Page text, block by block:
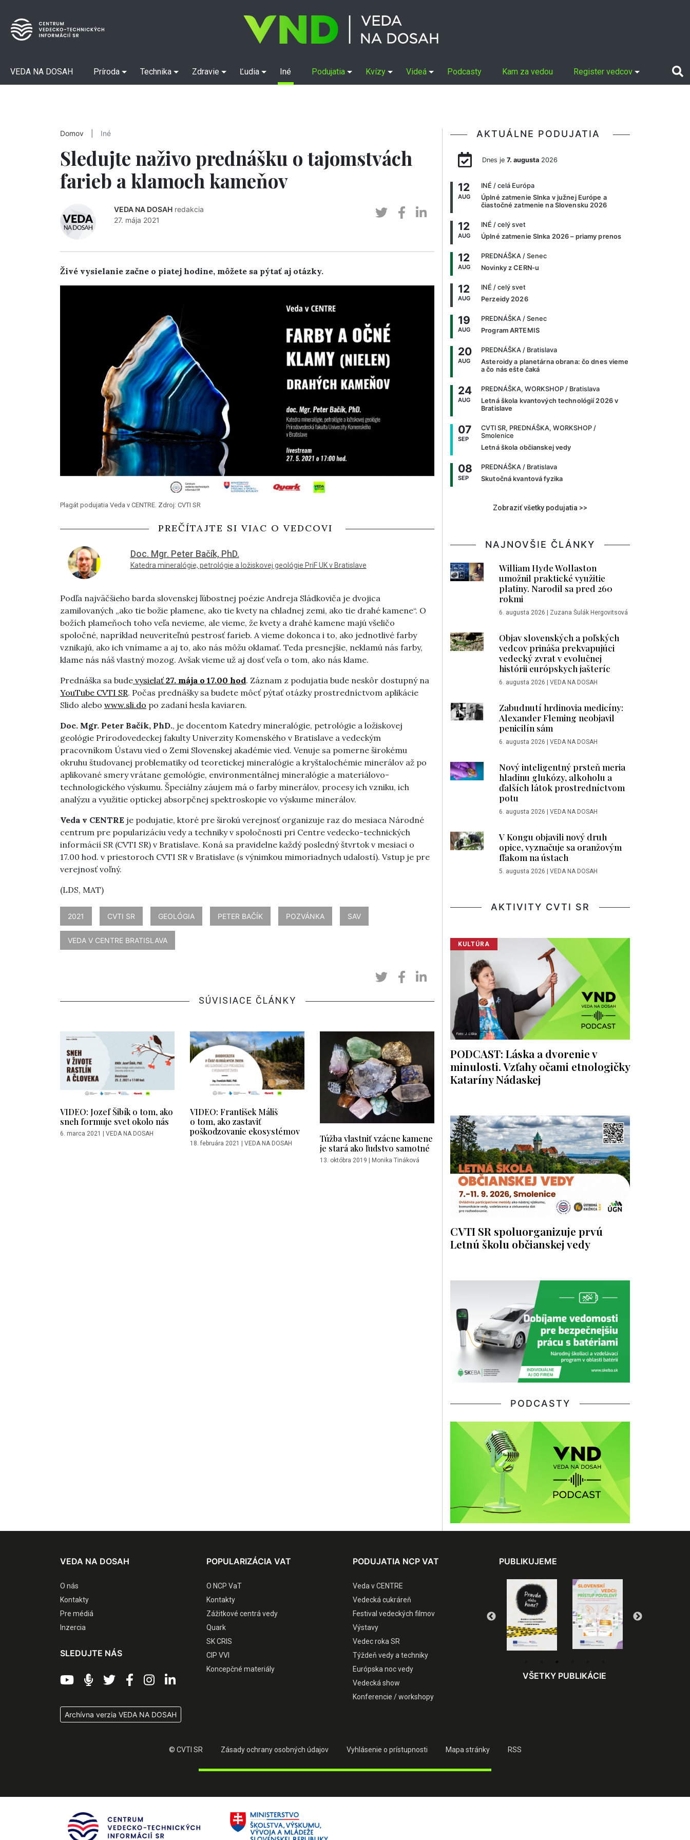
VEDA NA DOSAH Príroda Technika Zdravie Ľudia Iné Podujatia Kvízy Videá Podcasty Kam za vedou Register vedcov
Domov Iné
Sledujte naživo prednášku o tajomstvách
farieb a klamoch kameňov
VEDA NA DOSAH redakcia
27. mája 2021
Živé vysielanie začne o piatej hodine, môžete sa pýtať aj otázky.
Plagát podujatia Veda v CENTRE. Zdroj: CVTI SR
PREČÍTAJTE SI VIAC O VEDCOVI
Doc. Mgr. Peter Bačík, PhD.
Katedra mineralógie, petrológie a ložiskovej geológie PriF UK v Bratislave
Podľa najväčšieho barda slovenskej ľúbostnej poézie Andreja Sládkoviča je dvojica
zamilovaných „ako tie božie plamene, ako tie kvety na chladnej zemi, ako tie drahé kamene“. O
božích plameňoch toho veľa nevieme, ale vieme, že kvety a drahé kamene majú všeličo
spoločné, napríklad neuveriteľnú pestrosť farieb. A vieme dokonca i to, ako jednotlivé farby
vznikajú, ako ich vnímame a aj to, ako nás môžu oklamať. Teda presnejšie, neklamú nás farby,
klame nás náš vlastný mozog. Avšak vieme už aj dosť veľa o tom, ako nás klame.
Prednáška sa bude vysielať 27. mája o 17.00 hod. Záznam z podujatia bude neskôr dostupný na
YouTube CVTI SR. Počas prednášky sa budete môcť pýtať otázky prostredníctvom aplikácie
Slido alebo www.sli.do po zadaní hesla kaviaren.
Doc. Mgr. Peter Bačík, PhD., je docentom Katedry mineralógie, petrológie a ložiskovej
geológie Prírodovedeckej fakulty Univerzity Komenského v Bratislave a vedeckým
pracovníkom Ústavu vied o Zemi Slovenskej akadémie vied. Venuje sa pomerne širokému
okruhu študovanej problematiky od teoretickej mineralógie a kryštalochémie minerálov až po
aplikované smery vrátane gemológie, environmentálnej mineralógie a materiálovo-
technologického výskumu. Špeciálny záujem má o farby minerálov, procesy ich vzniku, ich
analýzu a využitie optickej absorpčnej spektroskopie vo výskume minerálov.
Veda v CENTRE je podujatie, ktoré pre širokú verejnosť organizuje raz do mesiaca Národné
centrum pre popularizáciu vedy a techniky v spoločnosti pri Centre vedecko-technických
informácií SR (CVTI SR) v Bratislave. Koná sa pravidelne každý posledný štvrtok v mesiaci o
17.00 hod. v priestoroch CVTI SR v Bratislave (s výnimkou mimoriadnych udalostí). Vstup je pre
verejnosť voľný.
(LDS, MAT)
2021 CVTI SR GEOLÓGIA PETER BAČÍK POZVÁNKA SAV
VEDA V CENTRE BRATISLAVA
SÚVISIACE ČLÁNKY
VIDEO: Jozef Šibík o tom, ako
sneh formuje svet okolo nás
6. marca 2021 | VEDA NA DOSAH
VIDEO: František Máliš
o tom, ako zastaviť
poškodzovanie ekosystémov
18. februára 2021 | VEDA NA DOSAH
Túžba vlastniť vzácne kamene
je stará ako ľudstvo samotné
13. októbra 2019 | Monika Tináková
AKTUÁLNE PODUJATIA
Dnes je 7. augusta2026
12
AUG
INÉ / celá Európa
Úplné zatmenie Slnka v južnej Európe a
čiastočné zatmenie na Slovensku 2026
12
AUG
INÉ / celý svet
Úplné zatmenie Slnka 2026 – priamy prenos
12
AUG
PREDNÁŠKA / Senec
Novinky z CERN-u
12
AUG
INÉ / celý svet
Perzeidy 2026
19
AUG
PREDNÁŠKA / Senec
Program ARTEMIS
20
AUG
PREDNÁŠKA / Bratislava
Asteroidy a planetárna obrana: čo dnes vieme
a čo nás ešte čaká
24
AUG
PREDNÁŠKA, WORKSHOP / Bratislava
Letná škola kvantových technológií 2026 v
Bratislave
07
SEP
CVTI SR, PREDNÁŠKA, WORKSHOP /
Smolenice
Letná škola občianskej vedy
08
SEP
PREDNÁŠKA / Bratislava
Skutočná kvantová fyzika
Zobraziť všetky podujatia >>
NAJNOVŠIE ČLÁNKY
William Hyde Wollaston
umožnil praktické využitie
platiny. Narodil sa pred 260
rokmi
6. augusta 2026 | Zuzana Šulák Hergovitsová
Objav slovenských a poľských
vedcov prináša prekvapujúci
vedecký zvrat v evolučnej
histórii európskych jašteríc
6. augusta 2026 | VEDA NA DOSAH
Zabudnutí hrdinovia medicíny:
Alexander Fleming neobjavil
penicilín sám
6. augusta 2026 | VEDA NA DOSAH
Nový inteligentný prsteň meria
hladinu glukózy, alkoholu a
ďalších látok prostredníctvom
potu
6. augusta 2026 | VEDA NA DOSAH
V Kongu objavili nový druh
opice, vyznačuje sa oranžovým
fľakom na ústach
5. augusta 2026 | VEDA NA DOSAH
AKTIVITY CVTI SR
KULTÚRA
PODCAST: Láska a dvorenie v
minulosti. Vzťahy očami etnologičky
Kataríny Nádaskej
CVTI SR spoluorganizuje prvú
Letnú školu občianskej vedy
PODCASTY
VEDA NA DOSAH
O nás
Kontakty
Pre médiá
Inzercia
SLEDUJTE NÁS
Archívna verzia VEDA NA DOSAH
POPULARIZÁCIA VAT
O NCP VaT
Kontakty
Zážitkové centrá vedy
Quark
SK CRIS
CIP VVI
Koncepčné materiály
PODUJATIA NCP VAT
Veda v CENTRE
Vedecká cukráreň
Festival vedeckých filmov
Výstavy
Vedec roka SR
Týždeň vedy a techniky
Európska noc vedy
Vedecká show
Konferencie / workshopy
PUBLIKUJEME
VŠETKY PUBLIKÁCIE
© CVTI SR Zásady ochrany osobných údajov Vyhlásenie o prístupnosti Mapa stránky RSS